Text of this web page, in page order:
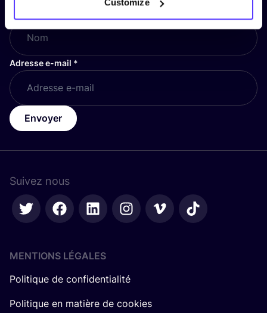
Customize
Adresse e-mail *
Envoyer
Suivez nous
MENTIONS LÉGALES
Politique de confidentialité
Politique en matière de cookies